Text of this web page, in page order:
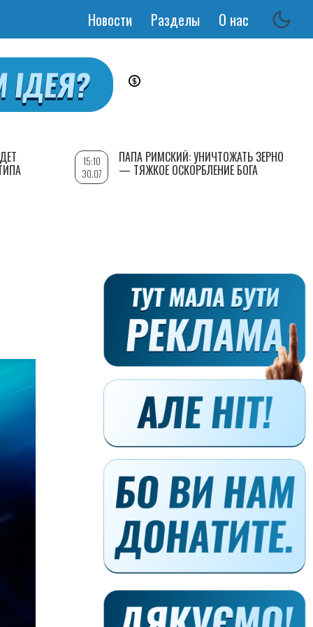
Основная
Новости Разделы О нас
15:10
30.07
ПАПА РИМСКИЙ: УНИЧТОЖАТЬ ЗЕРНО
— ТЯЖКОЕ ОСКОРБЛЕНИЕ БОГА